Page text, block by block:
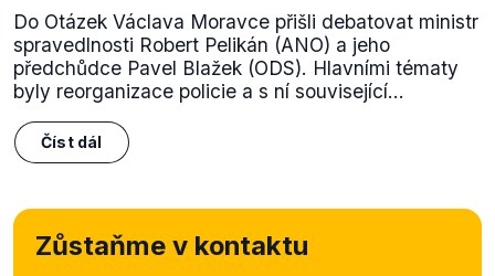
Do Otázek Václava Moravce přišli debatovat ministr
spravedlnosti Robert Pelikán (ANO) a jeho
předchůdce Pavel Blažek (ODS). Hlavními tématy
byly reorganizace policie a s ní související...
Číst dál
Zůstaňme v kontaktu